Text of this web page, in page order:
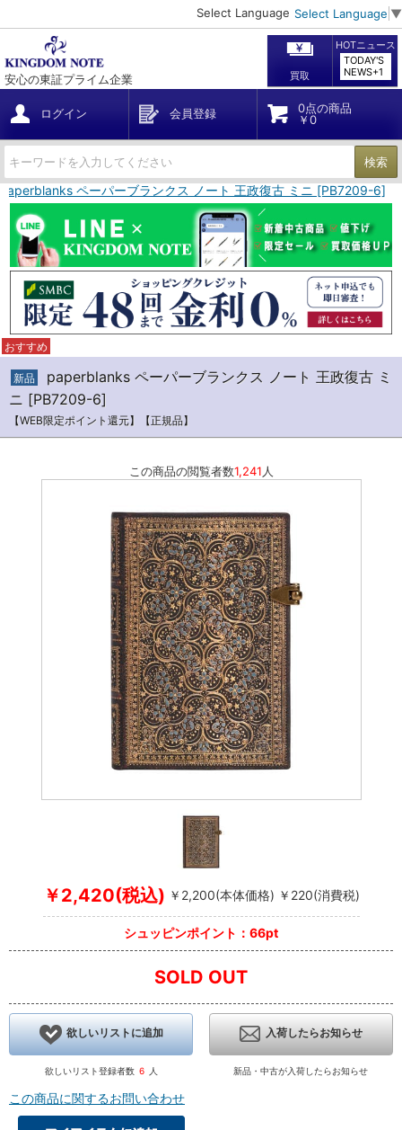
Select Language Select Language ▼
安心の東証プライム企業 買取
HOTニュース
TODAY'S
NEWS+1
ログイン 会員登録
0点の商品
￥0
検索
paperblanks ペーパーブランクス ノート 王政復古 ミニ [PB7209-6]
おすすめ
新品
paperblanks ペーパーブランクス ノート 王政復古 ミ
ニ [PB7209-6]
【WEB限定ポイント還元】【正規品】
この商品の閲覧者数1,241 人
￥2,420(税込) ￥2,200(本体価格) ￥220(消費税)
シュッピンポイント：66pt
SOLD OUT
欲しいリストに追加
欲しいリスト登録者数 6 人
入荷したらお知らせ
新品・中古が入荷したらお知らせ
この商品に関するお問い合わせ